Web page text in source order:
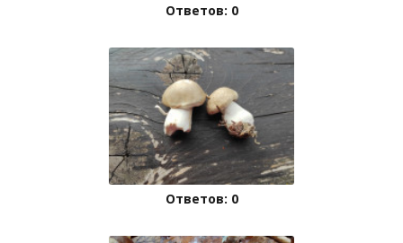
Ответов: 0
Ответов: 0